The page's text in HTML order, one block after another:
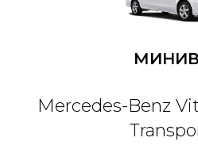
Mercedes-Benz